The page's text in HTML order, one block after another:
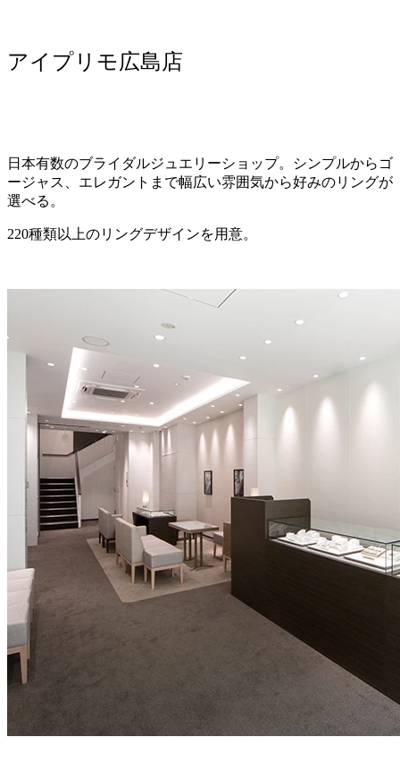
アイプリモ広島店
日本有数のブライダルジュエリーショップ。シンプルからゴ
ージャス、エレガントまで幅広い雰囲気から好みのリングが
選べる。
220種類以上のリングデザインを用意。